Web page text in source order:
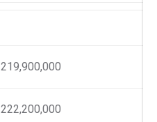
219,900,000
222,200,000